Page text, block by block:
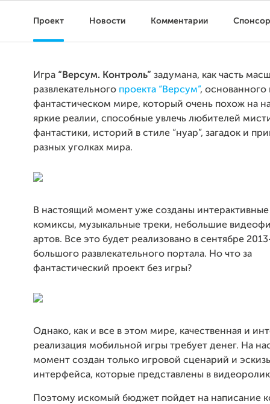
Проект Новости Комментарии
Игра “Версум. Контроль” задумана, как часть
развлекательного проекта “Версум”, основанного
фантастическом мире, который очень похож на
яркие реалии, способные увлечь любителей
фантастики, историй в стиле “нуар”, загадок и
разных уголках мира.
В настоящий момент уже созданы интерактивные
комиксы, музыкальные треки, небольшие
артов. Все это будет реализовано в сентябре
большого развлекательного портала. Но что за
фантастический проект без игры?
Однако, как и все в этом мире, качественная и
реализация мобильной игры требует денег. На
момент создан только игровой сценарий и
интерфейса, которые представлены в
Поэтому искомый бюджет пойдет на написание